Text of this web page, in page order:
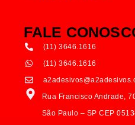
FALE
(11) 3646.1616
(11) 3646.1616
Rua Francisco Andrade,
São Paulo – SP CEP